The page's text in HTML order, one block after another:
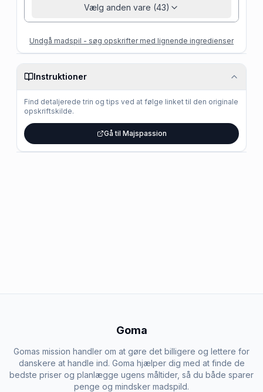
Vælg anden vare (43)
Undgå madspil - søg opskrifter med lignende ingredienser
Instruktioner
Find detaljerede trin og tips ved at følge linket til den originale
opskriftskilde.
Gå til Majspassion
Goma
Gomas mission handler om at gøre det billigere og lettere for
danskere at handle ind. Goma hjælper dig med at finde de
bedste priser og planlægge ugens måltider, så du både sparer
penge og mindsker madspild.